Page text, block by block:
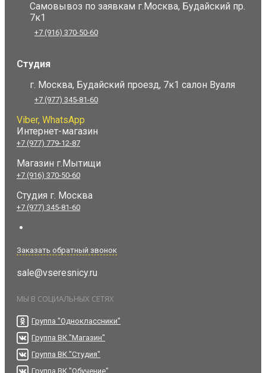
Самовывоз по заявкам г.Москва, Будайский пр.
7к1
+7 (916) 370-50-60
Студия
г. Москва, Будайский проезд, 7к1 салон Вуаля
+7 (977) 345-81-60
Viber, WhatsApp
Интернет-магазин
+7 (977) 779-12-87
Магазин г.Мытищи
+7 (916) 370-50-60
Студия г. Москва
+7 (977) 345-81-60
Заказать обратный звонок
sale@vseresnicy.ru
МЫ В СОЦИАЛЬНЫХ СЕТЯХ
Группа "Одноклассники"
Группа ВК "Магазин"
Группа ВК "Студия"
Группа ВК "Обучение"